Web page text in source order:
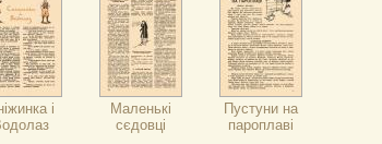
і
Маленькі
сєдовці
Пустуни на
пароплаві